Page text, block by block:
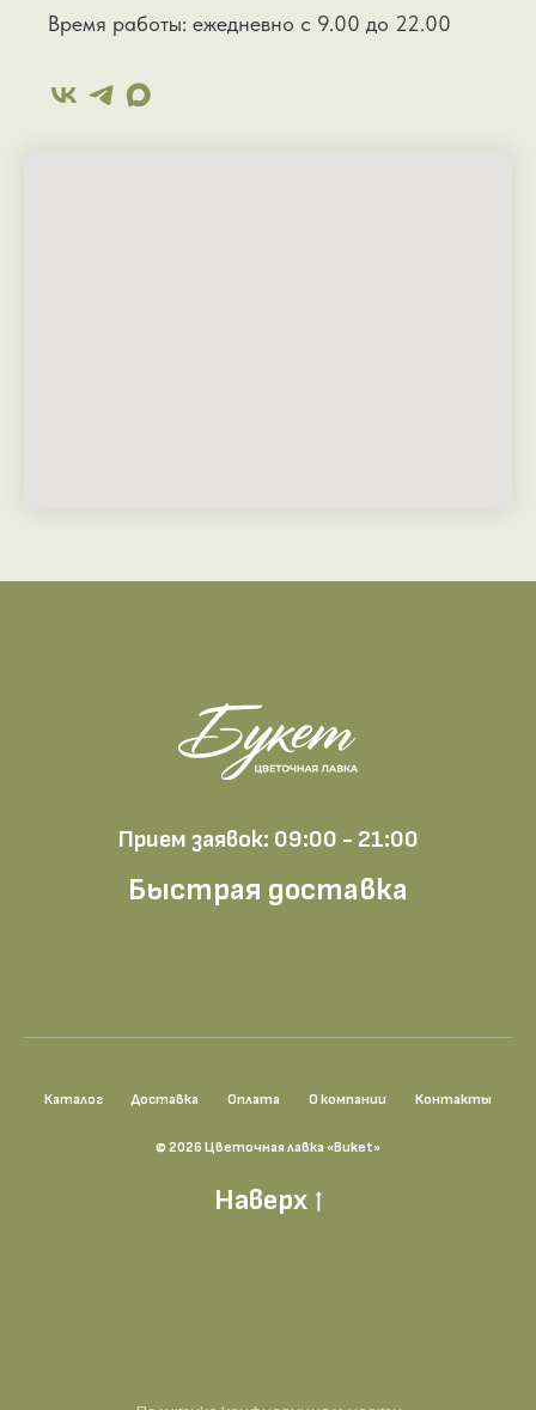
Время работы: ежедневно с 9.00 до 22.00
Прием заявок: 09:00 - 21:00
Быстрая доставка
Каталог Доставка Оплата О компании Контакты
© 2026 Цветочная лавка «Buket»
Наверх